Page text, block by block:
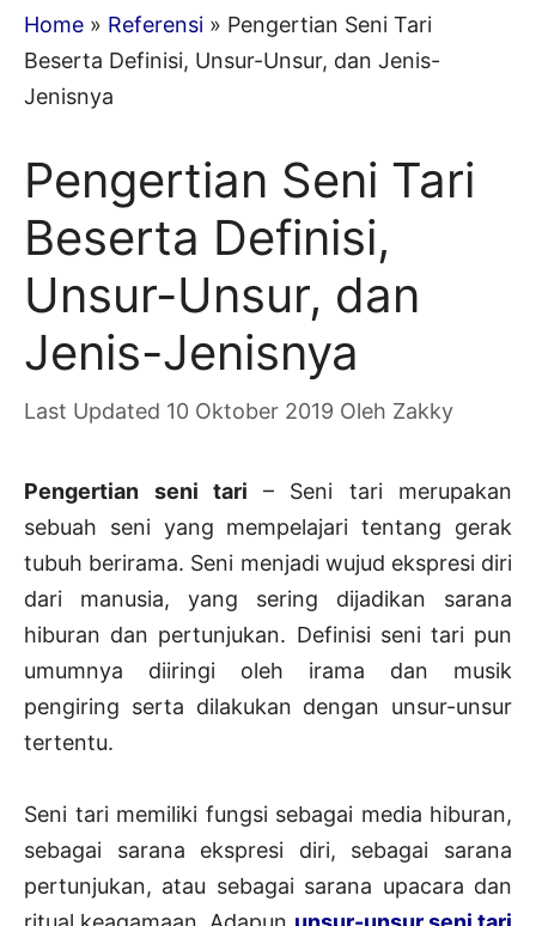
Home » Referensi » Pengertian Seni Tari
Beserta Definisi, Unsur-Unsur, dan Jenis-
Jenisnya
Pengertian Seni Tari
Beserta Definisi,
Unsur-Unsur, dan
Jenis-Jenisnya
10 Oktober 2019 Oleh Zakky
Pengertian seni tari – Seni tari merupakan
sebuah seni yang mempelajari tentang gerak
tubuh berirama. Seni menjadi wujud ekspresi diri
dari manusia, yang sering dijadikan sarana
hiburan dan pertunjukan. Definisi seni tari pun
umumnya diiringi oleh irama dan musik
pengiring serta dilakukan dengan unsur-unsur
tertentu.
Seni tari memiliki fungsi sebagai media hiburan,
sebagai sarana ekspresi diri, sebagai sarana
pertunjukan, atau sebagai sarana upacara dan